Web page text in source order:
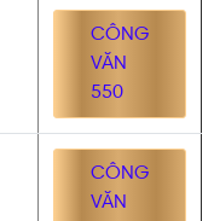
CÔNG
VĂN
550
CÔNG
VĂN